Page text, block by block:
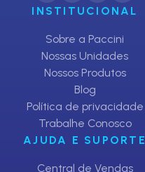
INSTITUCIONAL
Sobre a Paccini
Nossas Unidades
Nossos Produtos
Blog
Política de privacidade
Trabalhe Conosco
AJUDA E SUPORTE
Central de Vendas